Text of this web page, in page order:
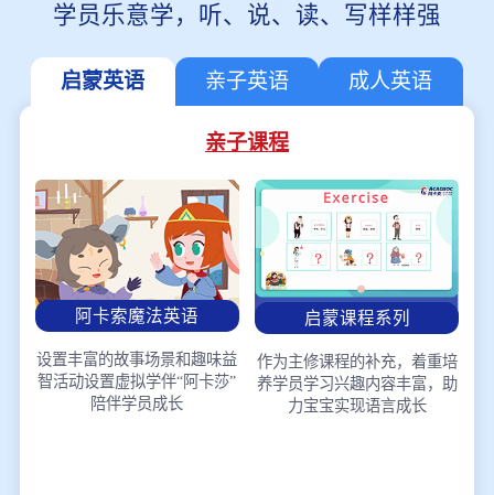
学员乐意学，听、说、读、写样样强
启蒙英语 亲子英语 成人英语
亲子课程
阿卡索魔法英语
设置丰富的故事场景和趣味益
智活动设置虚拟学伴“阿卡莎”
陪伴学员成长
启蒙课程系列
作为主修课程的补充，着重培
养学员学习兴趣内容丰富，助
力宝宝实现语言成长